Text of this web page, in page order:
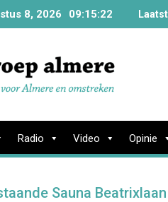
8, 2026 09:15:23
Radio Video Opinie
Sauna Beatrixlaan